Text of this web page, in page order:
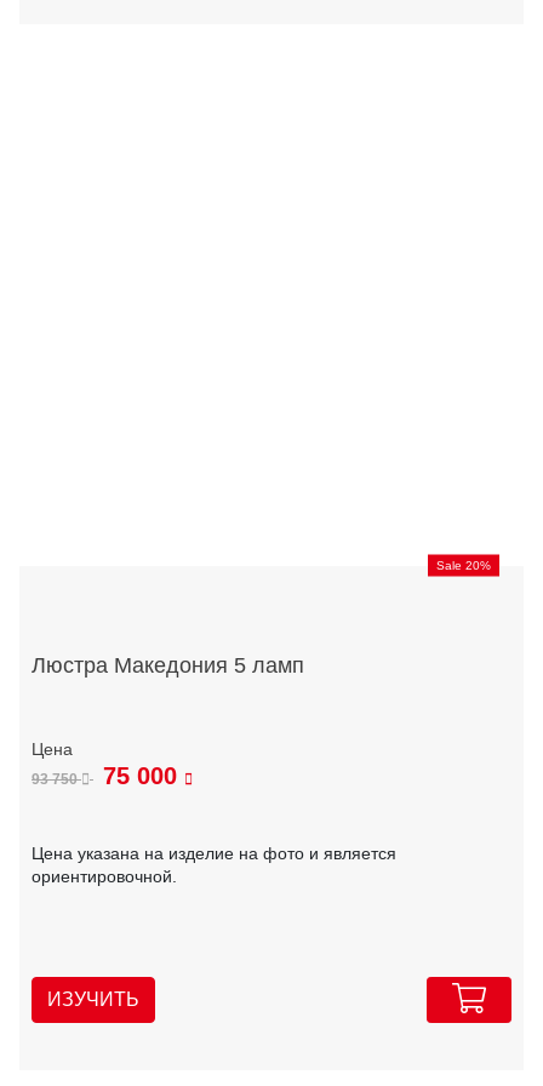
Sale 20%
Люстра Македония 5 ламп
93 750 75 000
Цена указана на изделие на фото и является
ориентировочной.
ИЗУЧИТЬ